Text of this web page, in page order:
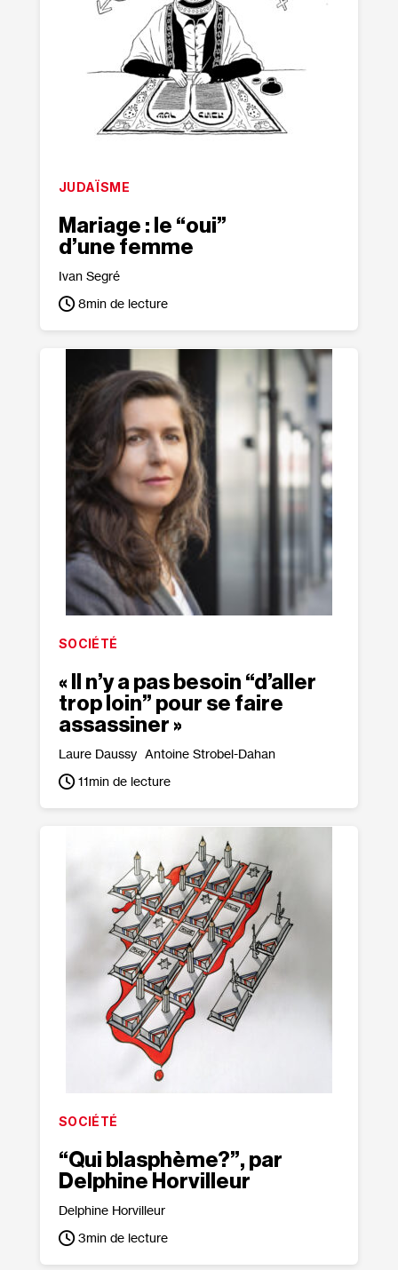
JUDAÏSME
Mariage : le “oui”
d’une femme
Ivan Segré
8min de lecture
SOCIÉTÉ
« Il n’y a pas besoin “d’aller
trop loin” pour se faire
assassiner »
Laure Daussy Antoine Strobel-Dahan
11min de lecture
SOCIÉTÉ
“Qui blasphème?”, par
Delphine Horvilleur
Delphine Horvilleur
3min de lecture